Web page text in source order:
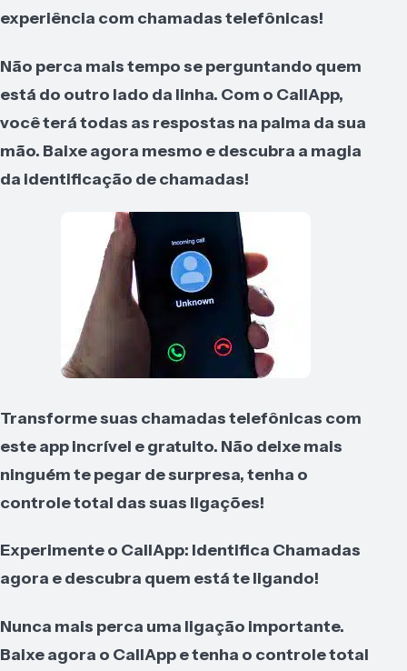
experiência com chamadas telefônicas!
Não perca mais tempo se perguntando quem
está do outro lado da linha. Com o CallApp,
você terá todas as respostas na palma da sua
mão. Baixe agora mesmo e descubra a magia
da identificação de chamadas!
Transforme suas chamadas telefônicas com
este app incrível e gratuito. Não deixe mais
ninguém te pegar de surpresa, tenha o
controle total das suas ligações!
Experimente o CallApp: Identifica Chamadas
agora e descubra quem está te ligando!
Nunca mais perca uma ligação importante.
Baixe agora o CallApp e tenha o controle total